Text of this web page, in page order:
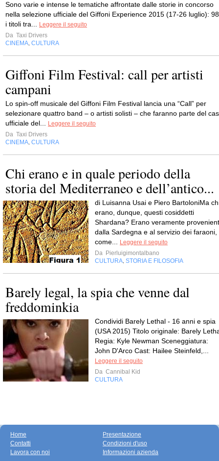
Sono varie e intense le tematiche affrontate dalle storie in concorso
nella selezione ufficiale del Giffoni Experience 2015 (17-26 luglio): 98
i titoli tra...
Leggere il seguito
Da Taxi Drivers
CINEMA CULTURA
Giffoni Film Festival: call per artisti
campani
Lo spin-off musicale del Giffoni Film Festival lancia una “Call” per
selezionare quattro band – o artisti solisti – che faranno parte del
ufficiale del...
Leggere il seguito
Da Taxi Drivers
CINEMA CULTURA
Chi erano e in quale periodo della
storia del Mediterraneo e dell’antico...
di Luisanna Usai e Piero BartoloniMa
erano, dunque, questi cosiddetti
Shardana? Erano veramente
dalla Sardegna e al servizio dei faraoni,
come...
Leggere il seguito
Da Pierluigimontalbano
CULTURA STORIA E FILOSOFIA
Barely legal, la spia che venne dal
freddominkia
Condividi Barely Lethal - 16 anni e spia
(USA 2015) Titolo originale: Barely
Regia: Kyle Newman Sceneggiatura:
John D'Arco Cast: Hailee Steinfeld,...
Leggere il seguito
Da Cannibal Kid
CULTURA
Home
Contatti
Lavora con noi
Presentazione
Condizioni d'uso
Informazioni azienda